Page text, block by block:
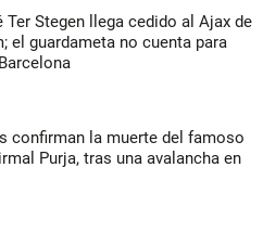
Ter Stegen llega cedido al Ajax de
el guardameta no cuenta para
confirman la muerte del famoso
Purja, tras una avalancha en